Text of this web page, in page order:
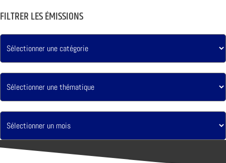
FILTRER LES ÉMISSIONS